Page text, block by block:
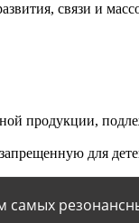
связи и
продукции,
для